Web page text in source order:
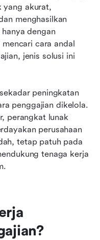
yang akurat,
menghasilkan
dengan
cara andal
jenis solusi ini
peningkatan
penggajian dikelola.
perangkat lunak
perusahaan
tetap patuh pada
tenaga kerja